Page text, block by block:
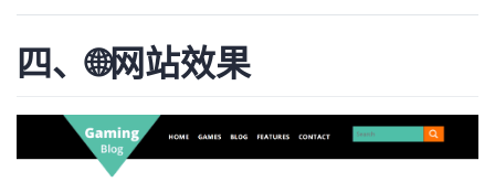
四、🌐网站效果